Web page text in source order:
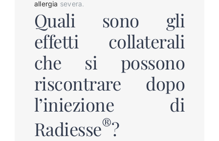
allergia severa.
Quali sono gli
effetti collaterali
che si possono
riscontrare dopo
l’iniezione di
Radiesse®?